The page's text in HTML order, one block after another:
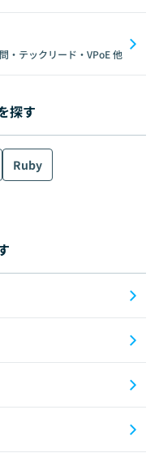
・テックリード・VPoE他
探す
Ruby